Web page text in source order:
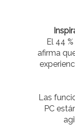
El 44
afirma
Las
PC